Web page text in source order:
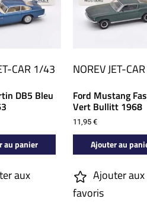
CAR 1/43
DB5 Bleu
au panier
aux
NOREVJET-
Ford Mustang
Vert Bullitt 1968
11,95€
Ajouter au
Ajouter aux
favoris